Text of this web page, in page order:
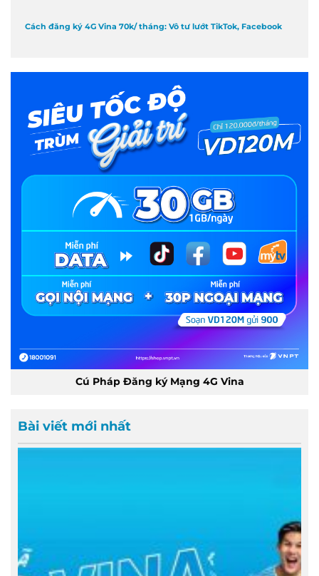
Cách đăng ký 4G Vina 70k/ tháng: Vô tư lướt TikTok, Facebook
Cú Pháp Đăng ký Mạng 4G Vina
Bài viết mới nhất